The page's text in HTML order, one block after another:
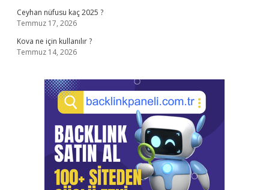
Ceyhan nüfusu kaç 2025 ?
Temmuz 17, 2026
Kova ne için kullanılır ?
Temmuz 14, 2026